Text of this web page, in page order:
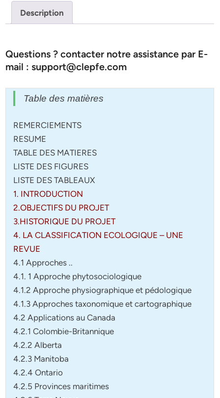
Description
Questions ? contacter notre assistance par E-
mail : support@clepfe.com
Table des matières
REMERCIEMENTS
RESUME
TABLE DES MATIERES
LISTE DES FIGURES
LISTE DES TABLEAUX
1. INTRODUCTION
2.OBJECTIFS DU PROJET
3.HISTORIQUE DU PROJET
4. LA CLASSIFICATION ECOLOGIQUE – UNE
REVUE
4.1 Approches ..
4.1. 1 Approche phytosociologique
4.1.2 Approche physiographique et pédologique
4.1.3 Approches taxonomique et cartographique
4.2 Applications au Canada
4.2.1 Colombie-Britannique
4.2.2 Alberta
4.2.3 Manitoba
4.2.4 Ontario
4.2.5 Provinces maritimes